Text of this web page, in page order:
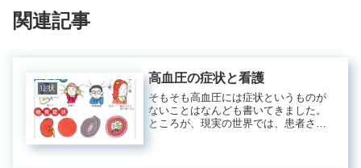
関連記事
症状
高血圧の症状と看護
そもそも高血圧には症状というものが
ないことはなんども書いてきました。
ところが、現実の世界では、患者さん